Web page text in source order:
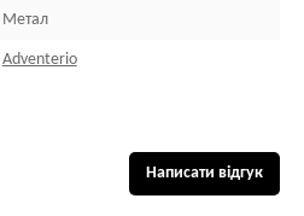
Метал
Adventerio
Написати відгук